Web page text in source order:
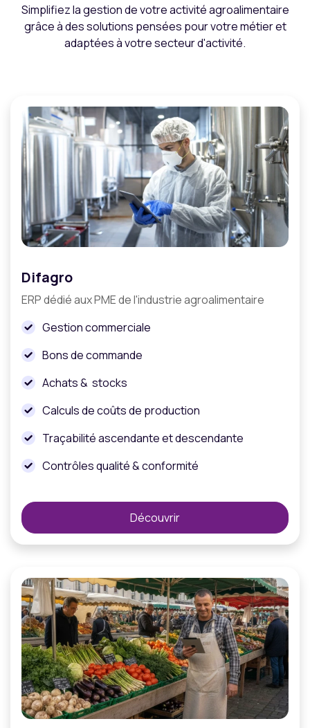
Simplifiez la gestion de votre activité agroalimentaire
grâce à des solutions pensées pour votre métier et
adaptées à votre secteur d'activité.
Difagro
ERP dédié aux PME de l'industrie agroalimentaire
Gestion commerciale
Bons de commande
Achats & stocks
Calculs de coûts de production
Traçabilité ascendante et descendante
Contrôles qualité & conformité
Découvrir